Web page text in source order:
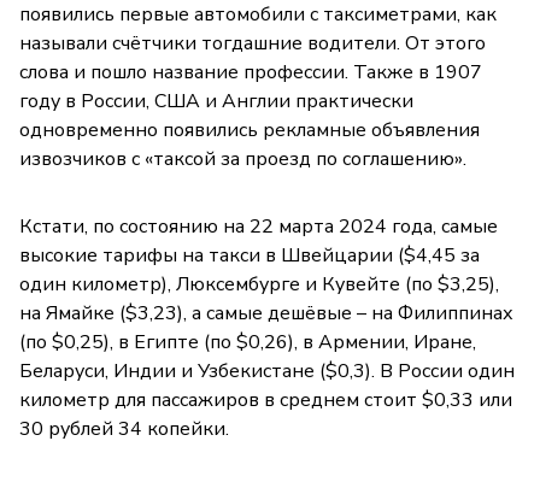
появились первые автомобили с таксиметрами, как
называли счётчики тогдашние водители. От этого
слова и пошло название профессии. Также в 1907
году в России, США и Англии практически
одновременно появились рекламные объявления
извозчиков с «таксой за проезд по соглашению».
Кстати, по состоянию на 22 марта 2024 года, самые
высокие тарифы на такси в Швейцарии ($4,45 за
один километр), Люксембурге и Кувейте (по $3,25),
на Ямайке ($3,23), а самые дешёвые – на Филиппинах
(по $0,25), в Египте (по $0,26), в Армении, Иране,
Беларуси, Индии и Узбекистане ($0,3). В России один
километр для пассажиров в среднем стоит $0,33 или
30 рублей 34 копейки.